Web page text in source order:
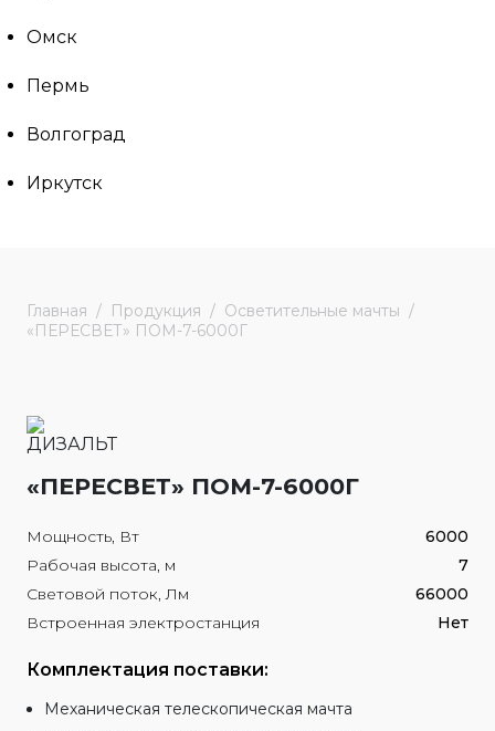
Омск
Пермь
Волгоград
Иркутск
Главная Продукция
Осветительные мачты
«ПЕРЕСВЕТ» ПОМ-7-6000Г
«ПЕРЕСВЕТ» ПОМ-7-6000Г
Мощность, Вт
6000
Рабочая высота, м
7
Световой поток, Лм
66000
Встроенная электростанция
Нет
Комплектация поставки:
Механическая телескопическая мачта